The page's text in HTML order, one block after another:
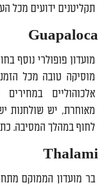
תקליטנים ידועים מכל
Guapaloca
מועדון פופולרי נוסף
מוסיקה טובה מכל
אלכוהוליים
מאוחרת, יש שולחנות
לחוף במהלך המסיבה.
Thalami
בר מועדון הממוקם